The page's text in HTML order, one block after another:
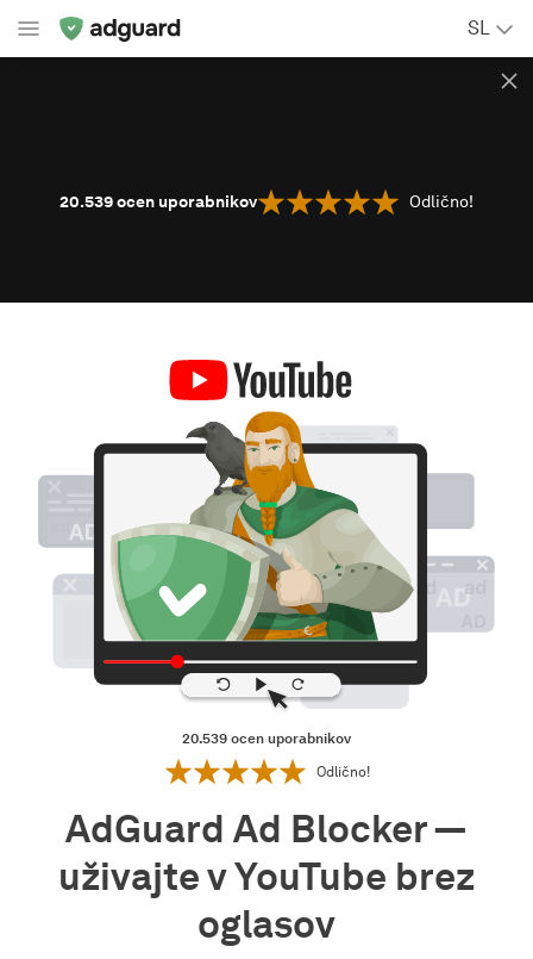
SL
20.539ocen uporabnikov Odlično!
20.539 ocen uporabnikov
Odlično!
AdGuard Ad Blocker —
uživajte v YouTube brez
oglasov